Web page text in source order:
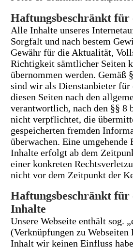
Haftungsbeschränkt für
Alle Inhalte unseres
Sorgfalt und nach bestem
Gewähr für die Aktualität,
Richtigkeit sämtlicher Seiten
übernommen werden. Gemäß
sind wir als Dienstanbieter für
diesen Seiten nach den
verantwortlich, nach den §§ 8
nicht verpflichtet, die
gespeicherten fremden
überwachen. Eine umgehende
Inhalte erfolgt ab dem
einer konkreten
nicht vor dem Zeitpunkt der
Haftungsbeschränkt für
Inhalte
Unsere Webseite enthält sog.
(Verknüpfungen zu
Inhalt wir keinen Einfluss